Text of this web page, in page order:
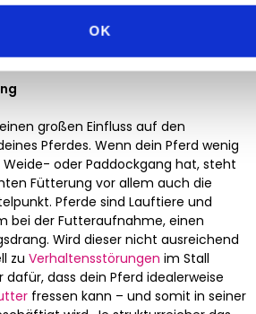
OK
großen Einfluss auf den
Pferdes. Wenn dein Pferd wenig
oder Paddockgang hat, steht
Fütterung vor allem auch die
Pferde sind Lauftiere und
bei der Futteraufnahme, einen
Wird dieser nicht ausreichend
zu Verhaltensstörungen im Stall
dass dein Pferd idealerweise
fressen kann – und somit in seiner